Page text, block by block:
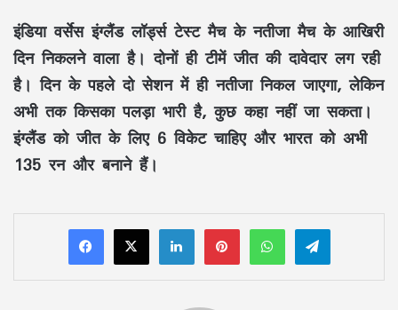
इंडिया वर्सेस इंग्लैंड लॉर्ड्स टेस्ट मैच के नतीजा मैच के आखिरी
दिन निकलने वाला है। दोनों ही टीमें जीत की दावेदार लग रही
है। दिन के पहले दो सेशन में ही नतीजा निकल जाएगा, लेकिन
अभी तक किसका पलड़ा भारी है, कुछ कहा नहीं जा सकता।
इंग्लैंड को जीत के लिए 6 विकेट चाहिए और भारत को अभी
135 रन और बनाने हैं।
LinkedInPinterestWhatsAppTelegram